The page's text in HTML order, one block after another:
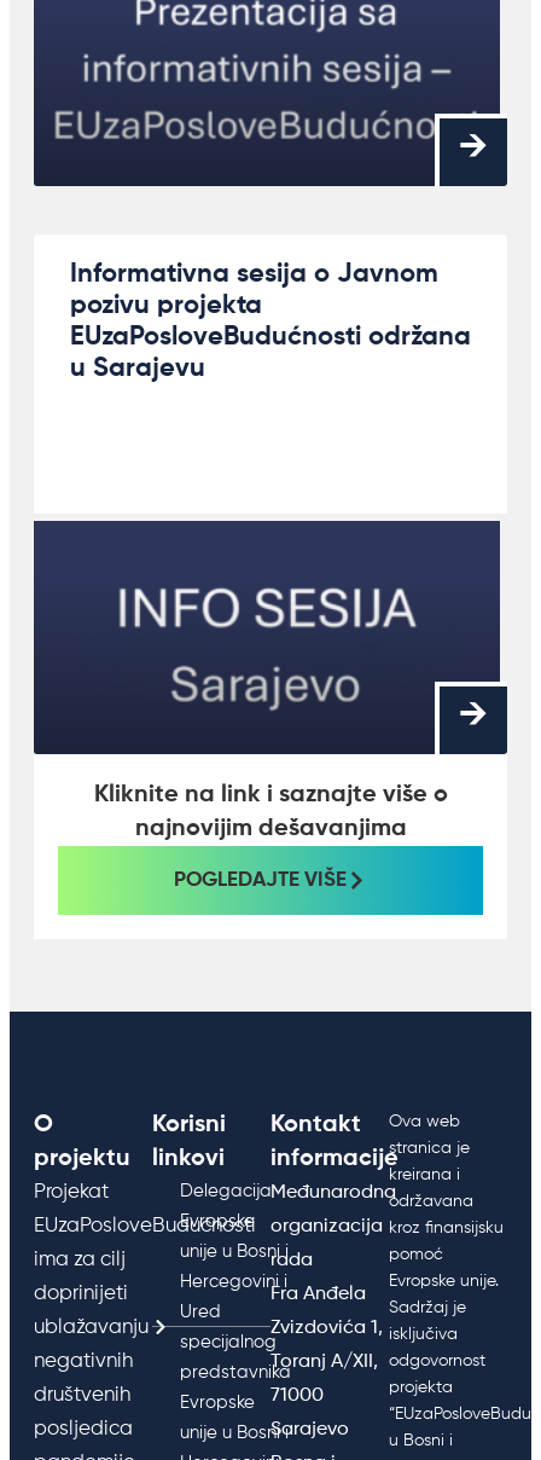
Informativna sesija o Javnom
pozivu projekta
EUzaPosloveBudućnosti održana
u Sarajevu
Kliknite na link i saznajte više o
najnovijim dešavanjima
POGLEDAJTE VIŠE
O
projektu
Projekat
EUzaPosloveBudućnosti
ima za cilj
doprinijeti
ublažavanju
negativnih
društvenih
posljedica
Korisni
linkovi
Delegacija
Evropske
unije u Bosni i
Hercegovini i
Ured
specijalnog
predstavnika
Evropske
unije u Bosni i
Kontakt
informacije
Međunarodna
organizacija
rada
Fra Anđela
Zvizdovića 1,
Toranj A/XII,
71000
Sarajevo
Ova web
stranica je
kreirana i
održavana
kroz finansijsku
pomoć
Evropske unije.
Sadržaj je
isključiva
odgovornost
projekta
u Bosni i